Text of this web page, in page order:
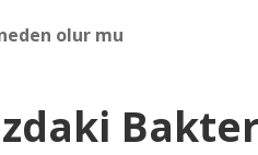
olur mu